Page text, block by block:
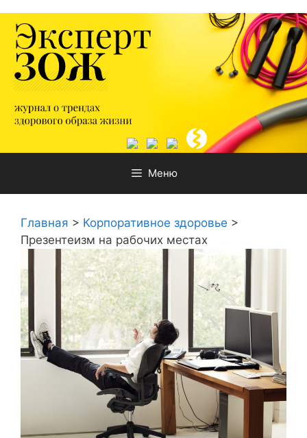
содержимому
Меню
Главная > Корпоративное здоровье >
Презентеизм на рабочих местах